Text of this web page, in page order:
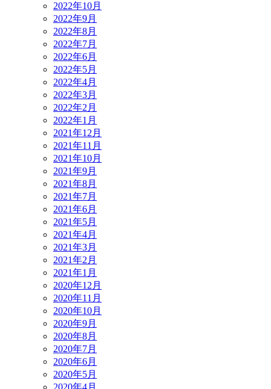
2022年10月
2022年9月
2022年8月
2022年7月
2022年6月
2022年5月
2022年4月
2022年3月
2022年2月
2022年1月
2021年12月
2021年11月
2021年10月
2021年9月
2021年8月
2021年7月
2021年6月
2021年5月
2021年4月
2021年3月
2021年2月
2021年1月
2020年12月
2020年11月
2020年10月
2020年9月
2020年8月
2020年7月
2020年6月
2020年5月